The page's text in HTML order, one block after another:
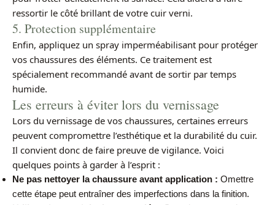
ressortir le côté brillant de votre cuir verni.
5. Protection supplémentaire
Enfin, appliquez un spray imperméabilisant pour protéger
vos chaussures des éléments. Ce traitement est
spécialement recommandé avant de sortir par temps
humide.
Les erreurs à éviter lors du vernissage
Lors du vernissage de vos chaussures, certaines erreurs
peuvent compromettre l’esthétique et la durabilité du cuir.
Il convient donc de faire preuve de vigilance. Voici
quelques points à garder à l’esprit :
Ne pas nettoyer la chaussure avant application : Omettre
cette étape peut entraîner des imperfections dans la finition.